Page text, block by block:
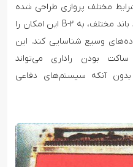
مختلف پروازی طراحی شده
است. این رادار با توانایی کار در چند باند مختلف، به B-۲ این امکان را
وسیع شناسایی کند. این
بودن راداری می‌تواند
آنکه سیستم‌های دفاعی